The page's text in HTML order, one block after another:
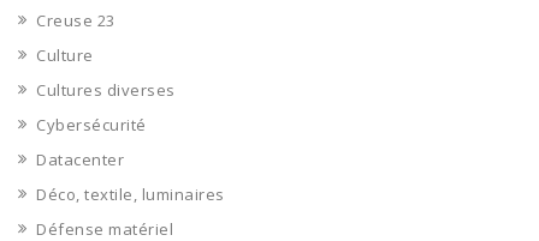
Creuse 23
Culture
Cultures diverses
Cybersécurité
Datacenter
Déco, textile, luminaires
Défense matériel